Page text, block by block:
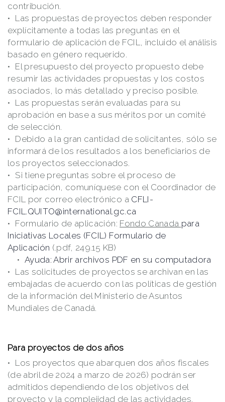
contribución.
Las propuestas de proyectos deben responder
explícitamente a todas las preguntas en el
formulario de aplicación de FCIL, incluido el análisis
basado en género requerido.
El presupuesto del proyecto propuesto debe
resumir las actividades propuestas y los costos
asociados, lo más detallado y preciso posible.
Las propuestas serán evaluadas para su
aprobación en base a sus méritos por un comité
de selección.
Debido a la gran cantidad de solicitantes, sólo se
informará de los resultados a los beneficiarios de
los proyectos seleccionados.
Si tiene preguntas sobre el proceso de
participación, comuníquese con el Coordinador de
FCIL por correo electrónico a CFLI-
FCIL.QUITO@international.gc.ca
Formulario de aplicación: Fondo Canada para
Iniciativas Locales (FCIL) Formulario de
Aplicación (.pdf, 249.15 KB)
Ayuda: Abrir archivos PDF en su computadora
Las solicitudes de proyectos se archivan en las
embajadas de acuerdo con las políticas de gestión
de la información del Ministerio de Asuntos
Mundiales de Canadá.
Para proyectos de dos años
Los proyectos que abarquen dos años fiscales
(de abril de 2024 a marzo de 2026) podrán ser
admitidos dependiendo de los objetivos del
proyecto y la complejidad de las actividades.